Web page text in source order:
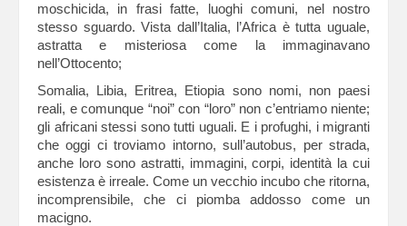
moschicida, in frasi fatte, luoghi comuni, nel nostro
stesso sguardo. Vista dall’Italia, l’Africa è tutta uguale,
astratta e misteriosa come la immaginavano
nell’Ottocento;
Somalia, Libia, Eritrea, Etiopia sono nomi, non paesi
reali, e comunque “noi” con “loro” non c’entriamo niente;
gli africani stessi sono tutti uguali. E i profughi, i migranti
che oggi ci troviamo intorno, sull’autobus, per strada,
anche loro sono astratti, immagini, corpi, identità la cui
esistenza è irreale. Come un vecchio incubo che ritorna,
incomprensibile, che ci piomba addosso come un
macigno.